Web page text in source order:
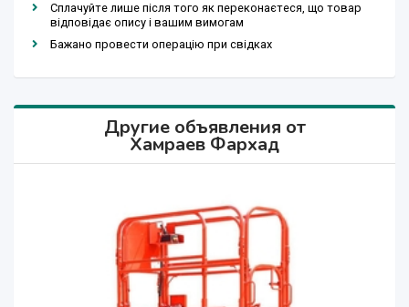
Сплачуйте лише після того як переконаєтеся, що товар
відповідає опису і вашим вимогам
Бажано провести операцію при свідках
Другие объявления от
Хамраев Фархад